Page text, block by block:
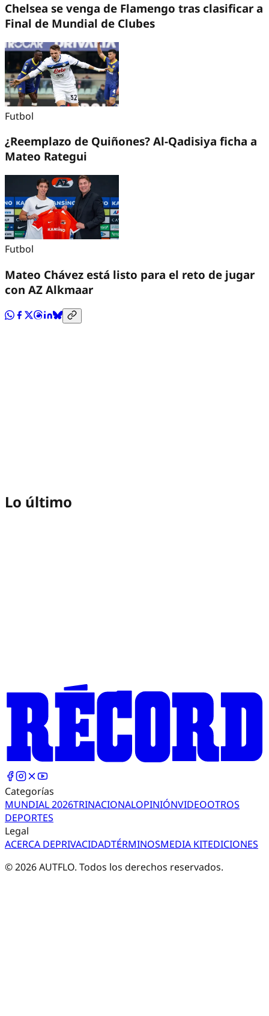
Chelsea se venga de Flamengo tras clasificar a
Final de Mundial de Clubes
Futbol
¿Reemplazo de Quiñones? Al-Qadisiya ficha a
Mateo Rategui
Futbol
Mateo Chávez está listo para el reto de jugar
con AZ Alkmaar
Lo último
Categorías
MUNDIAL 2026TRINACIONALOPINIÓNVIDEOOTROS
DEPORTES
Legal
ACERCA DEPRIVACIDADTÉRMINOSMEDIA KITEDICIONES
©2026AUTFLO. Todos los derechos reservados.